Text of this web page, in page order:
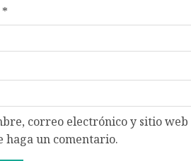
*
correo electrónico y sitio
haga un comentario.